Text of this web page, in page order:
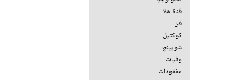
قناة هلا
فن
كوكتيل
شوبينج
وفيات
مفقودات